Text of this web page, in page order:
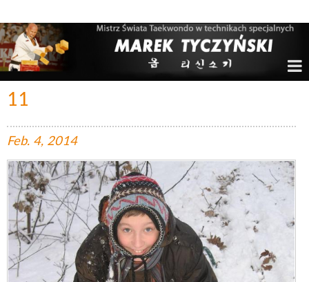
11
Feb. 4, 2014